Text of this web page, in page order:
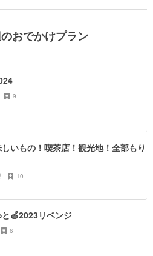
おでかけプラン
9
いもの！喫茶店！観光地！全部もり
10
🍎2023リベンジ
6